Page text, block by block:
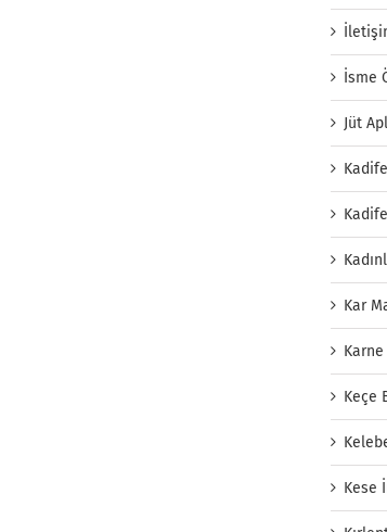
İsme
Jüt
Kar
Karne
Keçe
Kese